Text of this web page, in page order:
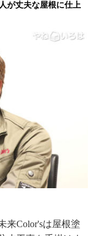
が丈夫な屋根に仕上
来Color'sは屋根塗